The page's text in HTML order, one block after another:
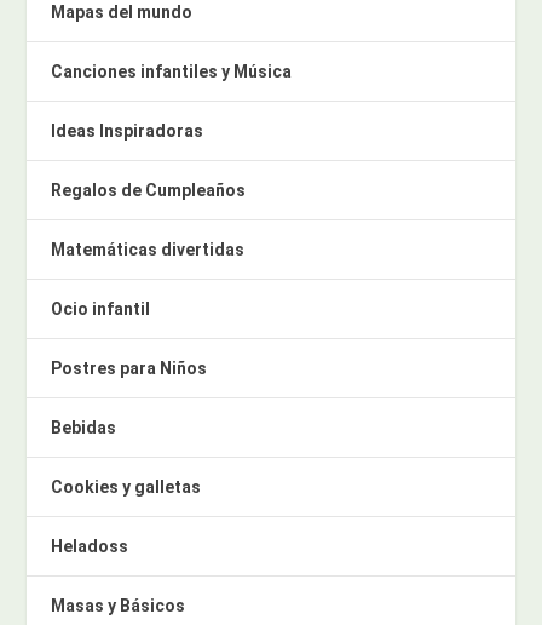
Mapas del mundo
Canciones infantiles y Música
Ideas Inspiradoras
Regalos de Cumpleaños
Matemáticas divertidas
Ocio infantil
Postres para Niños
Bebidas
Cookies y galletas
Heladoss
Masas y Básicos